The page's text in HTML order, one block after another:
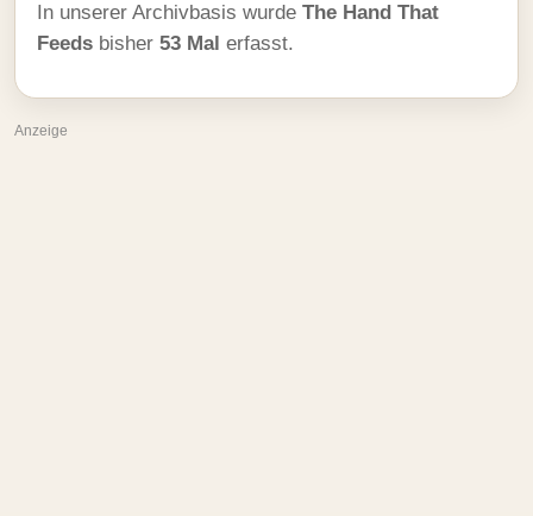
In unserer Archivbasis wurde The Hand That
Feeds bisher 53 Mal erfasst.
Anzeige